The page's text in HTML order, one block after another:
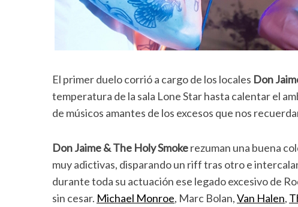
El primer duelo corrió a cargo de los locales Don
temperatura de la sala Lone Star hasta calentar el
de músicos amantes de los excesos que nos
Don Jaime & The Holy Smokerezuman una buena
muy adictivas, disparando un riff tras otro e
durante toda su actuación ese legado excesivo de
sin cesar. Michael Monroe, Marc Bolan,Van Halen,